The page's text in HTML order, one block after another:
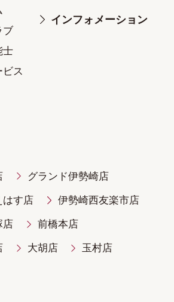
ブ
士
ビス
インフォメーション
グランド伊勢崎店
はす店 伊勢崎西友楽市店
店 前橋本店
大胡店 玉村店